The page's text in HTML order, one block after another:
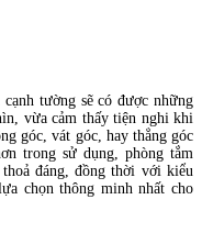
tường sẽ có được những
vừa cảm thấy tiện nghi khi
góc, vát góc, hay thẳng góc
trong sử dụng, phòng tắm
đáng, đồng thời với kiểu
chọn thông minh nhất cho